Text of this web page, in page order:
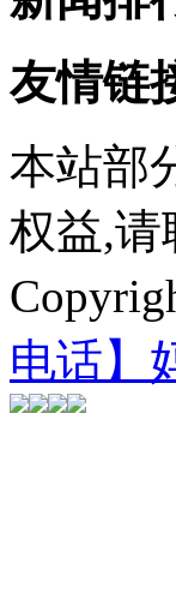
友情链
本站部
权益,请
电话】